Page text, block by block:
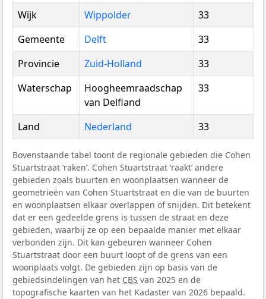
Wijk
Wippolder
33
Gemeente
Delft
33
Provincie
Zuid-Holland
33
Waterschap
Hoogheemraadschap
van Delfland
33
Land Nederland 33
Bovenstaande tabel toont de regionale gebieden die Cohen
Stuartstraat ‘raken’. Cohen Stuartstraat ‘raakt’ andere
gebieden zoals buurten en woonplaatsen wanneer de
geometrieën van Cohen Stuartstraat en die van de buurten
en woonplaatsen elkaar overlappen of snijden. Dit betekent
dat er een gedeelde grens is tussen de straat en deze
gebieden, waarbij ze op een bepaalde manier met elkaar
verbonden zijn. Dit kan gebeuren wanneer Cohen
Stuartstraat door een buurt loopt of de grens van een
woonplaats volgt. De gebieden zijn op basis van de
gebiedsindelingen van het CBS van 2025 en de
topografische kaarten van het Kadaster van 2026 bepaald.